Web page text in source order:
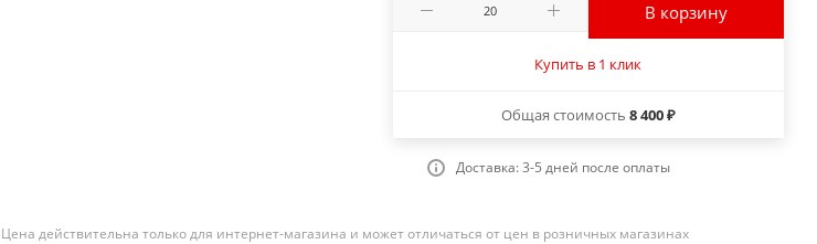
В корзину
Купить в 1 клик
Общая стоимость 8 400 ₽
Доставка: 3-5 дней после оплаты
Цена действительна только для интернет-магазина и может отличаться от цен в розничных магазинах